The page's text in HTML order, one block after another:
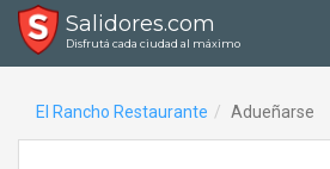
Salidores.com
Disfrutá cada ciudad al máximo
El Rancho Restaurante Adueñarse